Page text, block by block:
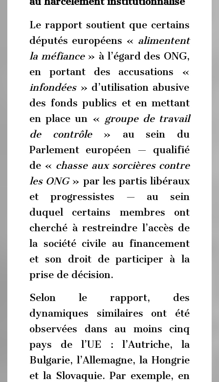
Le rapport soutient que certains
députés européens « alimentent
la méfiance» à l’égard des ONG,
en portant des accusations «
infondées» d’utilisation abusive
des fonds publics et en mettant
en place un « groupe de travail
de contrôle» au sein du
Parlement européen — qualifié
de « chasse aux sorcières contre
les ONG» par les partis libéraux
et progressistes — au sein
duquel certains membres ont
cherché à restreindre l’accès de
la société civile au financement
et son droit de participer à la
prise de décision.
Selon le rapport, des
dynamiques similaires ont été
observées dans au moins cinq
pays de l’UE : l’Autriche, la
Bulgarie, l’Allemagne, la Hongrie
et la Slovaquie. Par exemple, en